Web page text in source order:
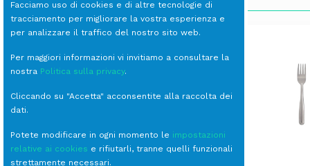
Facciamo uso di cookies e di altre tecnologie di
tracciamento per migliorare la vostra esperienza e
per analizzare il traffico del nostro sito web.
Per maggiori informazioni vi invitiamo a consultare la
nostra Politica sulla privacy.
Cliccando su "Accetta" acconsentite alla raccolta dei
dati.
Potete modificare in ogni momento le impostazioni
relative ai cookies e rifiutarli, tranne quelli funzionali
strettamente necessari.